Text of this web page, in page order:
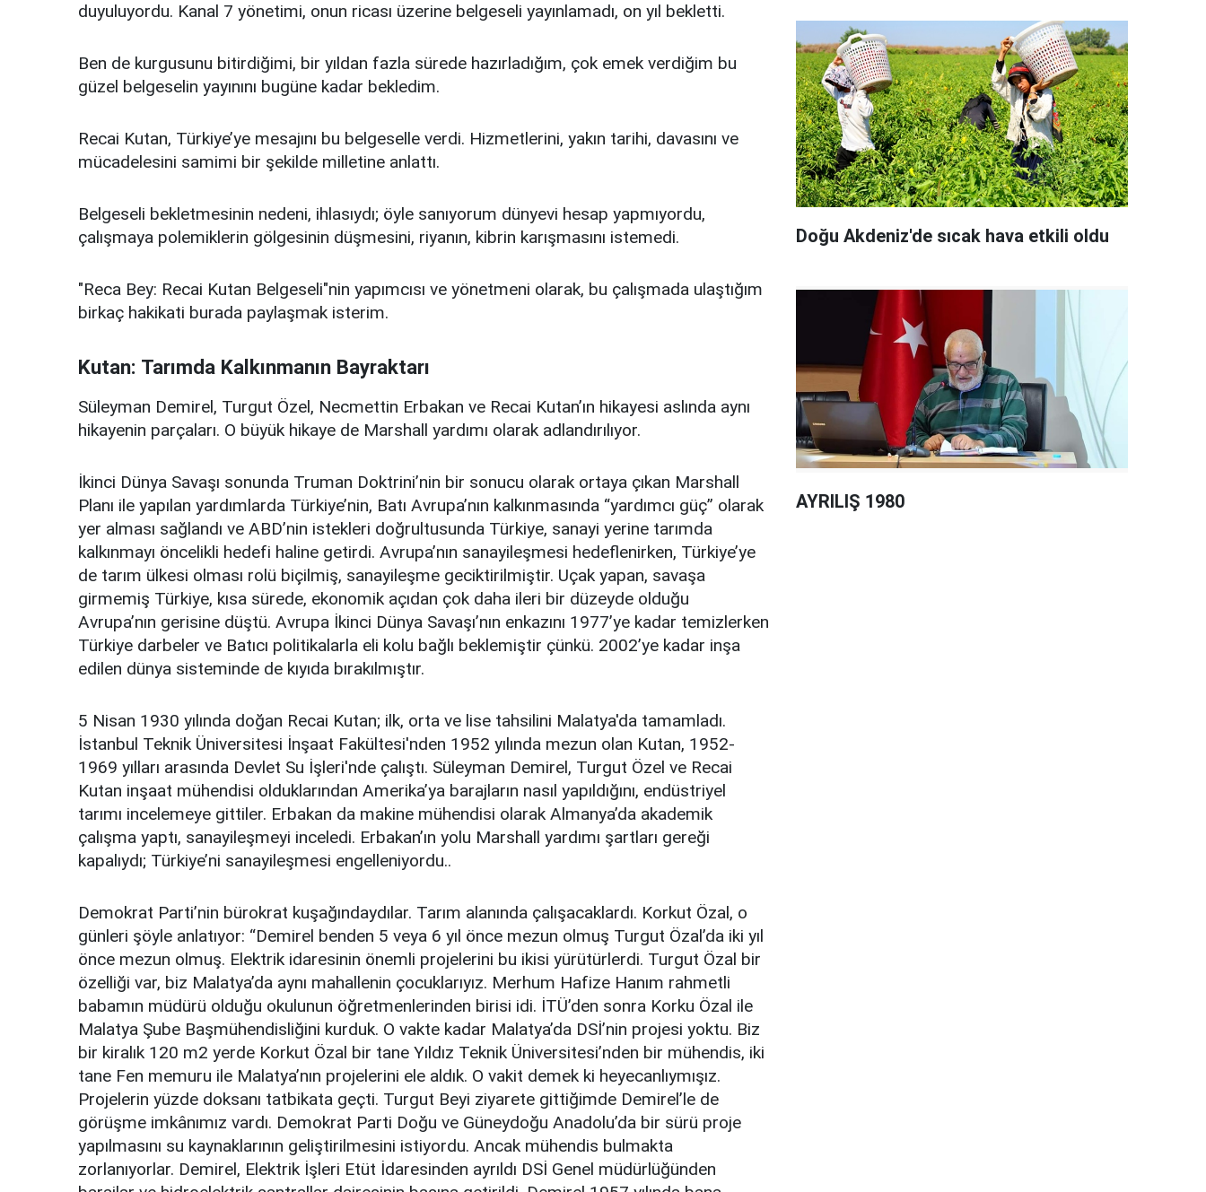
duyuluyordu. Kanal 7 yönetimi, onun ricası üzerine belgeseli yayınlamadı, on yıl bekletti.
Ben de kurgusunu bitirdiğimi, bir yıldan fazla sürede hazırladığım, çok emek verdiğim bu
güzel belgeselin yayınını bugüne kadar bekledim.
Recai Kutan, Türkiye’ye mesajını bu belgeselle verdi. Hizmetlerini, yakın tarihi, davasını ve
mücadelesini samimi bir şekilde milletine anlattı.
Belgeseli bekletmesinin nedeni, ihlasıydı; öyle sanıyorum dünyevi hesap yapmıyordu,
çalışmaya polemiklerin gölgesinin düşmesini, riyanın, kibrin karışmasını istemedi.
"Reca Bey: Recai Kutan Belgeseli"nin yapımcısı ve yönetmeni olarak, bu çalışmada ulaştığım
birkaç hakikati burada paylaşmak isterim.
Kutan: Tarımda Kalkınmanın Bayraktarı
Süleyman Demirel, Turgut Özel, Necmettin Erbakan ve Recai Kutan’ın hikayesi aslında aynı
hikayenin parçaları. O büyük hikaye de Marshall yardımı olarak adlandırılıyor.
İkinci Dünya Savaşı sonunda Truman Doktrini’nin bir sonucu olarak ortaya çıkan Marshall
Planı ile yapılan yardımlarda Türkiye’nin, Batı Avrupa’nın kalkınmasında “yardımcı güç” olarak
yer alması sağlandı ve ABD’nin istekleri doğrultusunda Türkiye, sanayi yerine tarımda
kalkınmayı öncelikli hedefi haline getirdi. Avrupa’nın sanayileşmesi hedeflenirken, Türkiye’ye
de tarım ülkesi olması rolü biçilmiş, sanayileşme geciktirilmiştir. Uçak yapan, savaşa
girmemiş Türkiye, kısa sürede, ekonomik açıdan çok daha ileri bir düzeyde olduğu
Avrupa’nın gerisine düştü. Avrupa İkinci Dünya Savaşı’nın enkazını 1977’ye kadar temizlerken
Türkiye darbeler ve Batıcı politikalarla eli kolu bağlı beklemiştir çünkü. 2002’ye kadar inşa
edilen dünya sisteminde de kıyıda bırakılmıştır.
5 Nisan 1930 yılında doğan Recai Kutan; ilk, orta ve lise tahsilini Malatya'da tamamladı.
İstanbul Teknik Üniversitesi İnşaat Fakültesi'nden 1952 yılında mezun olan Kutan, 1952-
1969 yılları arasında Devlet Su İşleri'nde çalıştı. Süleyman Demirel, Turgut Özel ve Recai
Kutan inşaat mühendisi olduklarından Amerika’ya barajların nasıl yapıldığını, endüstriyel
tarımı incelemeye gittiler. Erbakan da makine mühendisi olarak Almanya’da akademik
çalışma yaptı, sanayileşmeyi inceledi. Erbakan’ın yolu Marshall yardımı şartları gereği
kapalıydı; Türkiye’ni sanayileşmesi engelleniyordu..
Demokrat Parti’nin bürokrat kuşağındaydılar. Tarım alanında çalışacaklardı. Korkut Özal, o
günleri şöyle anlatıyor: “Demirel benden 5 veya 6 yıl önce mezun olmuş Turgut Özal’da iki yıl
önce mezun olmuş. Elektrik idaresinin önemli projelerini bu ikisi yürütürlerdi. Turgut Özal bir
özelliği var, biz Malatya’da aynı mahallenin çocuklarıyız. Merhum Hafize Hanım rahmetli
babamın müdürü olduğu okulunun öğretmenlerinden birisi idi. İTÜ’den sonra Korku Özal ile
Malatya Şube Başmühendisliğini kurduk. O vakte kadar Malatya’da DSİ’nin projesi yoktu. Biz
bir kiralık 120 m2 yerde Korkut Özal bir tane Yıldız Teknik Üniversitesi’nden bir mühendis, iki
tane Fen memuru ile Malatya’nın projelerini ele aldık. O vakit demek ki heyecanlıymışız.
Projelerin yüzde doksanı tatbikata geçti. Turgut Beyi ziyarete gittiğimde Demirel’le de
görüşme imkânımız vardı. Demokrat Parti Doğu ve Güneydoğu Anadolu’da bir sürü proje
yapılmasını su kaynaklarının geliştirilmesini istiyordu. Ancak mühendis bulmakta
zorlanıyorlar. Demirel, Elektrik İşleri Etüt İdaresinden ayrıldı DSİ Genel müdürlüğünden
Doğu Akdeniz'de sıcak hava etkili oldu
AYRILIŞ 1980